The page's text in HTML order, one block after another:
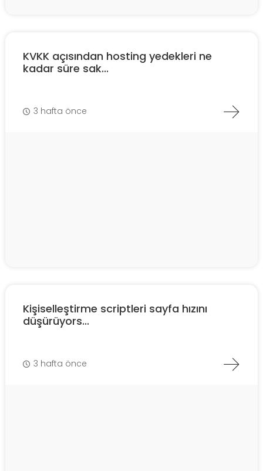
KVKK açısından hosting yedekleri ne
kadar süre sak...
3 hafta önce
Kişiselleştirme scriptleri sayfa hızını
düşürüyors...
3 hafta önce